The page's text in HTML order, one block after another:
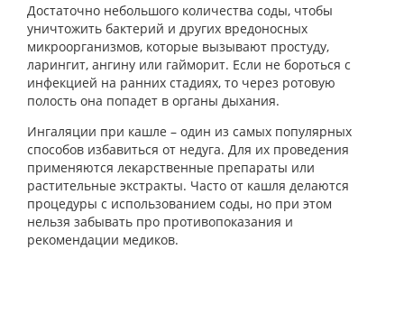
Достаточно небольшого количества соды, чтобы
уничтожить бактерий и других вредоносных
микроорганизмов, которые вызывают простуду,
ларингит, ангину или гайморит. Если не бороться с
инфекцией на ранних стадиях, то через ротовую
полость она попадет в органы дыхания.
Ингаляции при кашле – один из самых популярных
способов избавиться от недуга. Для их проведения
применяются лекарственные препараты или
растительные экстракты. Часто от кашля делаются
процедуры с использованием соды, но при этом
нельзя забывать про противопоказания и
рекомендации медиков.